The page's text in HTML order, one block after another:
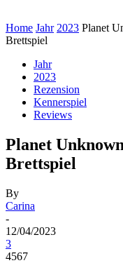
Home Jahr 2023 Planet
Brettspiel
Jahr
2023
Rezension
Kennerspiel
Reviews
Planet
Brettspiel
By
Carina
-
12/04/2023
3
4567